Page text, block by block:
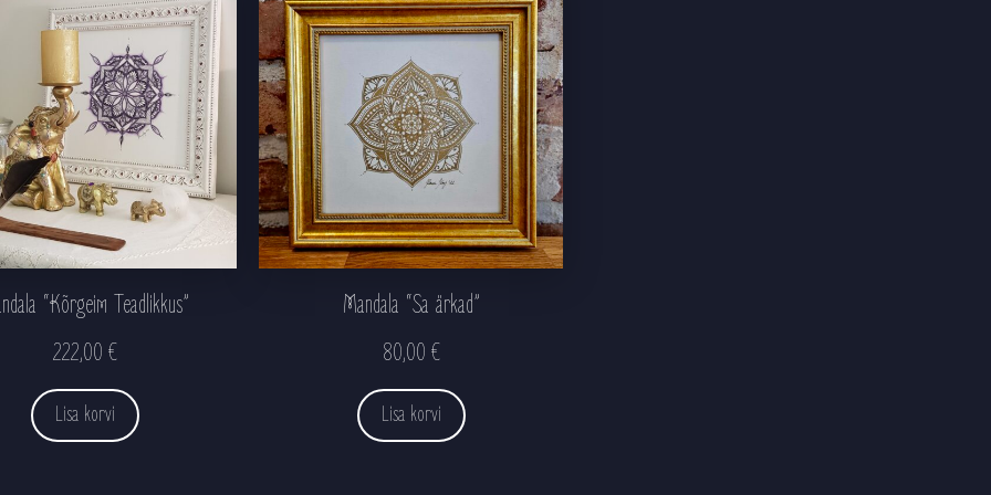
“Kõrgeim Teadlikkus”
222,00 €
Lisa korvi
Mandala “Sa ärkad”
80,00 €
Lisa korvi